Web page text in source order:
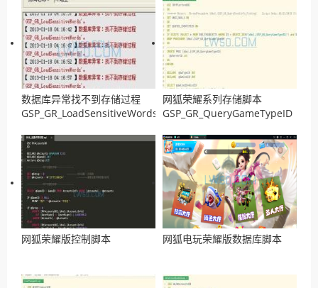
数据库异常找不到存储过程
GSP_GR_LoadSensitiveWords
网狐荣耀系列存储脚本
GSP_GR_QueryGameTypeID
网狐荣耀版控制脚本 网狐电玩荣耀版数据库脚本